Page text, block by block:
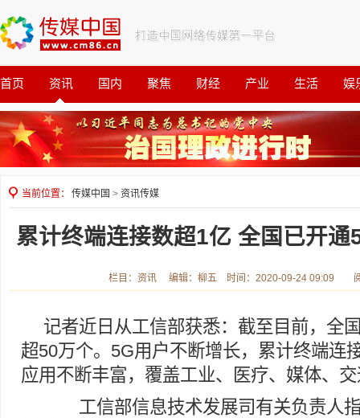
首页 资讯 国内 聚焦 财经 产业 生活 娱
观察 公益
当前位置： 传媒中国 > 资讯传媒
累计终端连接数超1亿 全国已开通
栏目：资讯 编辑：柳五 时间：2020-09-24 09:09
记者近日从工信部获悉：截至目前，全
超50万个。5G用户不断增长，累计终端连
应用不断丰富，覆盖工业、医疗、媒体、
工信部信息技术发展司有关负责人